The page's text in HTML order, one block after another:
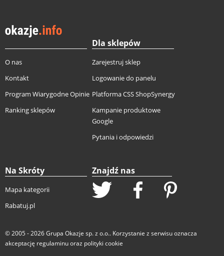
O nas
Kontakt
Program Wiarygodne Opinie
Ranking sklepów
Dla sklepów
Zarejestruj sklep
Logowanie do panelu
Platforma CSS ShopSynergy
Kampanie produktowe
Google
Pytania i odpowiedzi
Na Skróty
Mapa kategorii
Rabatuj.pl
Znajdź nas
© 2005 - 2026Grupa Okazje sp. z o.o.. Korzystanie z serwisu oznacza
akceptację regulaminuoraz polityki cookie